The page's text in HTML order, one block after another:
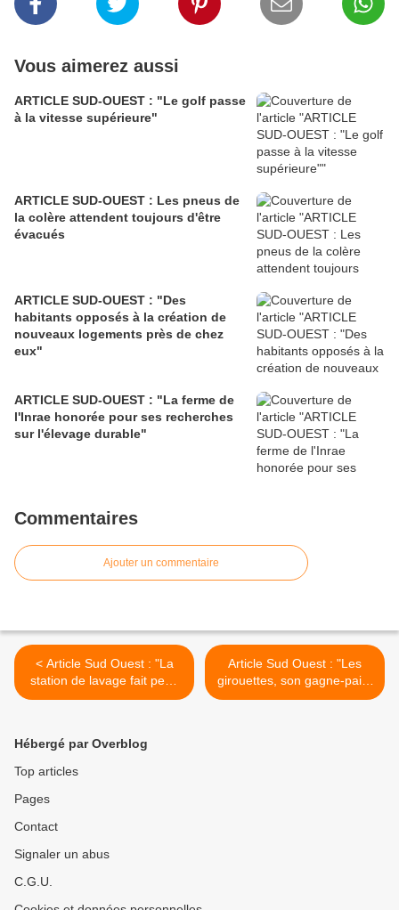
Vous aimerez aussi
ARTICLE SUD-OUEST : "Le golf passe
à la vitesse supérieure"
ARTICLE SUD-OUEST : Les pneus de
la colère attendent toujours d'être
évacués
ARTICLE SUD-OUEST : "Des
habitants opposés à la création de
nouveaux logements près de chez
eux"
ARTICLE SUD-OUEST : "La ferme de
l'Inrae honorée pour ses recherches
sur l'élevage durable"
Commentaires
Ajouter un commentaire
< Article Sud Ouest : "La
station de lavage fait peau
neuve"
Article Sud Ouest : "Les
girouettes, son gagne-pain"
>
Hébergé par Overblog
Top articles
Pages
Contact
Signaler un abus
C.G.U.